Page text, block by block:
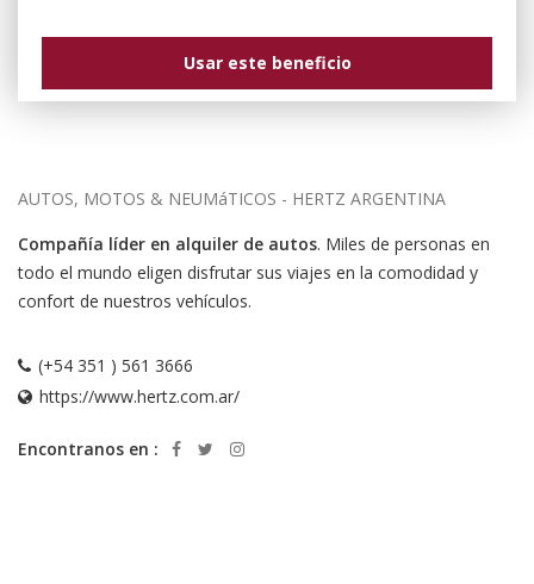
Usar este beneficio
AUTOS, MOTOS & NEUMáTICOS - HERTZ ARGENTINA
Compañía líder en alquiler de autos. Miles de personas en
todo el mundo eligen disfrutar sus viajes en la comodidad y
confort de nuestros vehículos.
(+54 351 ) 561 3666
https://www.hertz.com.ar/
Encontranos en :